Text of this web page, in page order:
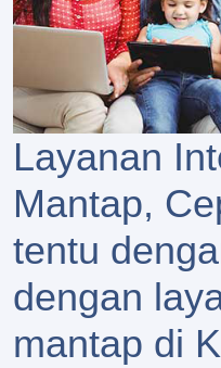
Layanan
Mantap,
tentu
dengan
mantap di